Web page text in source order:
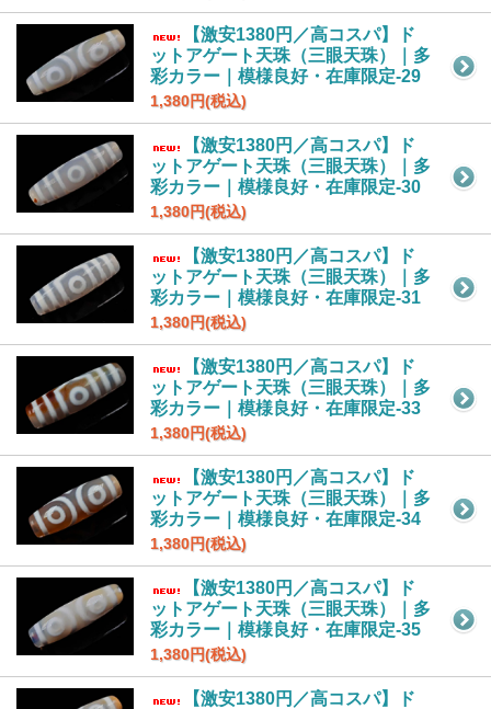
【激安1380円／高コスパ】ド
ットアゲート天珠（三眼天珠）｜多
彩カラー｜模様良好・在庫限定-29
1,380円(税込)
【激安1380円／高コスパ】ド
ットアゲート天珠（三眼天珠）｜多
彩カラー｜模様良好・在庫限定-30
1,380円(税込)
【激安1380円／高コスパ】ド
ットアゲート天珠（三眼天珠）｜多
彩カラー｜模様良好・在庫限定-31
1,380円(税込)
【激安1380円／高コスパ】ド
ットアゲート天珠（三眼天珠）｜多
彩カラー｜模様良好・在庫限定-33
1,380円(税込)
【激安1380円／高コスパ】ド
ットアゲート天珠（三眼天珠）｜多
彩カラー｜模様良好・在庫限定-34
1,380円(税込)
【激安1380円／高コスパ】ド
ットアゲート天珠（三眼天珠）｜多
彩カラー｜模様良好・在庫限定-35
1,380円(税込)
【激安1380円／高コスパ】ド